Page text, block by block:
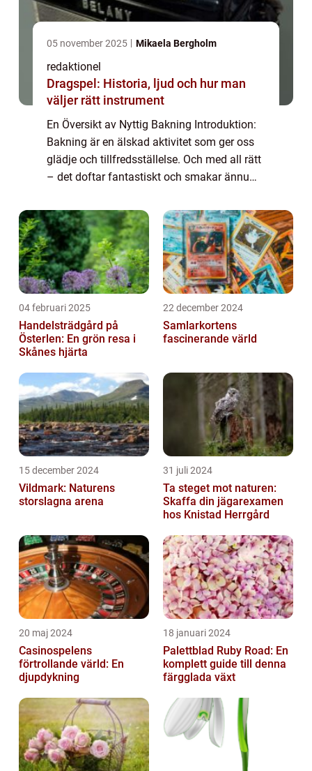
05 november 2025 Mikaela Bergholm
redaktionel
Dragspel: Historia, ljud och hur man
väljer rätt instrument
En Översikt av Nyttig Bakning Introduktion:
Bakning är en älskad aktivitet som ger oss
glädje och tillfredsställelse. Och med all rätt
– det doftar fantastiskt och smakar ännu
traditionella bakningen och ...
04 februari 2025
Handelsträdgård på
Österlen: En grön resa i
Skånes hjärta
22 december 2024
Samlarkortens
fascinerande värld
15 december 2024
Vildmark: Naturens
storslagna arena
31 juli 2024
Ta steget mot naturen:
Skaffa din jägarexamen
hos Knistad Herrgård
20 maj 2024
Casinospelens
förtrollande värld: En
djupdykning
18 januari 2024
Palettblad Ruby Road: En
komplett guide till denna
färgglada växt